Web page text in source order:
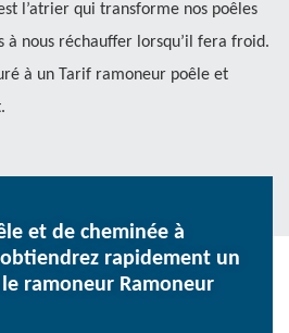
l’atrier qui transforme nos poêles
à nous réchauffer lorsqu’il fera froid.
à un Tarif ramoneur poêle et
et de cheminée à
rapidement un
ramoneur Ramoneur